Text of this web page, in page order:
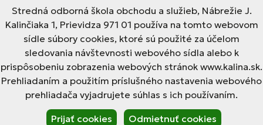
Stredná odborná škola obchodu a služieb, Nábrežie J.
Kalinčiaka 1, Prievidza 971 01 používa na tomto webovom
sídle súbory cookies, ktoré sú použité za účelom
sledovania návštevnosti webového sídla alebo k
prispôsobeniu zobrazenia webových stránok www.kalina.sk.
Prehliadaním a použitím príslušného nastavenia webového
prehliadača vyjadrujete súhlas s ich používaním.
Prijať cookies
Odmietnuť cookies